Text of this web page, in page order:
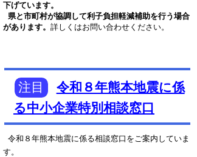
下げています。
県と市町村が協調して利子負担軽減補助を行う場合
があります。 詳しくはお問い合わせください。
注目
令和８年熊本地震に係
る中小企業特別相談窓口
令和８年熊本地震に係る相談窓口をご案内していま
す。